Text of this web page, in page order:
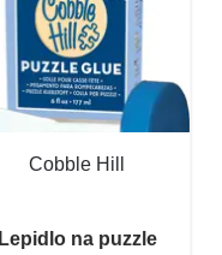
Cobble Hill
Lepidlo na puzzle